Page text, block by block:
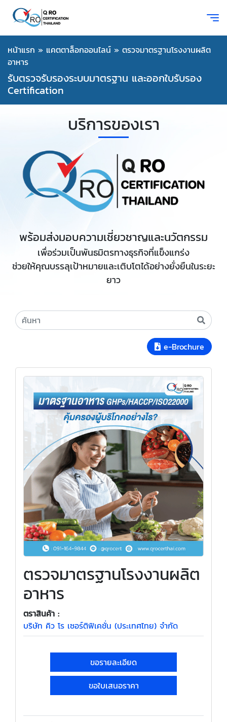
หน้าแรก » แคตตาล็อกออนไลน์ » ตรวจมาตรฐานโรงงานผลิต
อาหาร
รับตรวจรับรองระบบมาตรฐาน และออกใบรับรอง
Certification
บริการของเรา
พร้อมส่งมอบความเชี่ยวชาญและนวัตกรรม
เพื่อร่วมเป็นพันธมิตรทางธุรกิจที่แข็งแกร่ง
ช่วยให้คุณบรรลุเป้าหมายและเติบโตได้อย่างยั่งยืนในระยะ
ยาว
e-Brochure
ตรวจมาตรฐานโรงงานผลิต
อาหาร
ตราสินค้า :
บริษัท คิว โร เซอร์ติฟิเคชั่น (ประเทศไทย) จำกัด
ขอรายละเอียด
ขอใบเสนอราคา